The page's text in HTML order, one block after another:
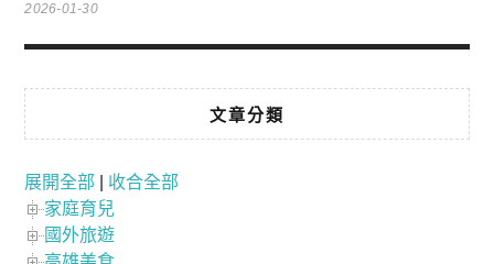
2026-01-30
文章分類
展開全部
收合全部
家庭育兒
國外旅遊